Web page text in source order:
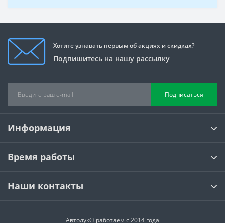
Хотите узнавать первым об акциях и скидках?
Подпишитесь на нашу рассылку
Подписаться
Информация
Время работы
Наши контакты
Автолук© работаем с 2014 года